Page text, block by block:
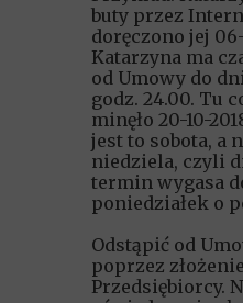
buty przez
doręczono jej 06-
Katarzyna ma
od Umowy do
godz. 24.00. Tu
minęło 20-10-
jest to sobota, a
niedziela, czyli
termin wygasa
poniedziałek o
Odstąpić od
poprzez
Przedsiębiorcy.